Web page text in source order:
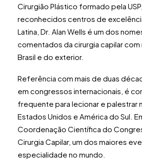
Cirurgião Plástico formado pela
reconhecidos centros de
Latina, Dr. Alan Wells é um dos
comentados da cirurgia capilar
Brasil e do exterior.
Referência com mais de duas
em congressos internacionais, é
frequente para lecionar e palestrar
Estados Unidos e América do Sul.
Coordenação Científica do
Cirurgia Capilar, um dos maiores
especialidade no mundo.